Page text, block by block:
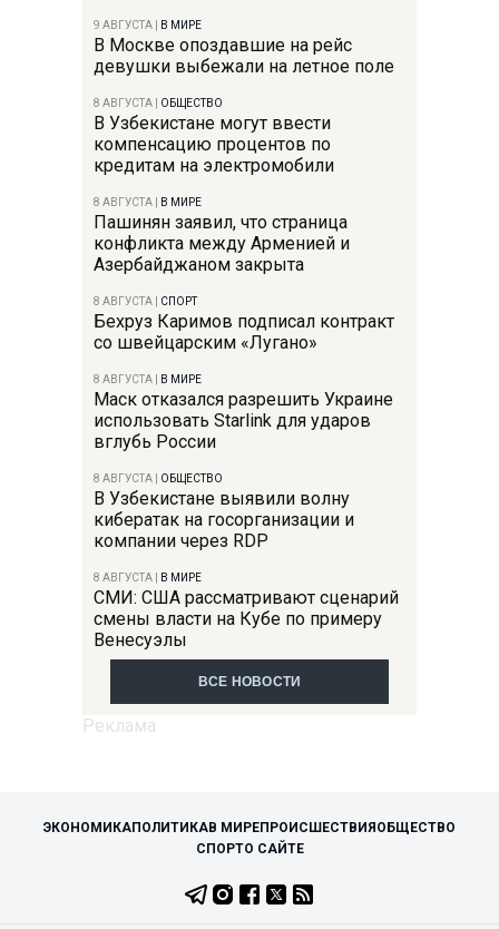
9 АВГУСТА В МИРЕ
В Москве опоздавшие на рейс
девушки выбежали на летное поле
8 АВГУСТА ОБЩЕСТВО
В Узбекистане могут ввести
компенсацию процентов по
кредитам на электромобили
8 АВГУСТА В МИРЕ
Пашинян заявил, что страница
конфликта между Арменией и
Азербайджаном закрыта
8 АВГУСТА СПОРТ
Бехруз Каримов подписал контракт
со швейцарским «Лугано»
8 АВГУСТА В МИРЕ
Маск отказался разрешить Украине
использовать Starlink для ударов
вглубь России
8 АВГУСТА ОБЩЕСТВО
В Узбекистане выявили волну
кибератак на госорганизации и
компании через RDP
8 АВГУСТА В МИРЕ
СМИ: США рассматривают сценарий
смены власти на Кубе по примеру
Венесуэлы
ВСЕ НОВОСТИ
ЭКОНОМИКАПОЛИТИКАВ МИРЕПРОИСШЕСТВИЯОБЩЕСТВО
СПОРТО САЙТЕ